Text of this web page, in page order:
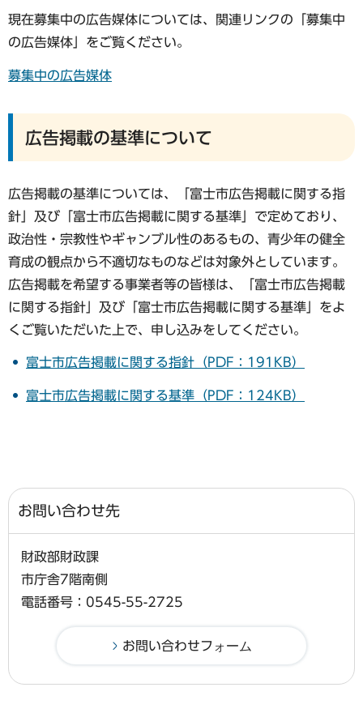
現在募集中の広告媒体については、関連リンクの「募集中
の広告媒体」をご覧ください。
募集中の広告媒体
広告掲載の基準について
広告掲載の基準については、「富士市広告掲載に関する指
針」及び「富士市広告掲載に関する基準」で定めており、
政治性・宗教性やギャンブル性のあるもの、青少年の健全
育成の観点から不適切なものなどは対象外としています。
広告掲載を希望する事業者等の皆様は、「富士市広告掲載
に関する指針」及び「富士市広告掲載に関する基準」をよ
くご覧いただいた上で、申し込みをしてください。
富士市広告掲載に関する指針（PDF：191KB）
富士市広告掲載に関する基準（PDF：124KB）
お問い合わせ先
財政部財政課
市庁舎7階南側
電話番号：0545-55-2725